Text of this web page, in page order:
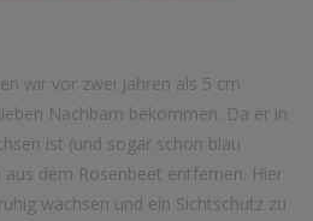
wir vor zwei Jahren als 5 cm
Nachbarn bekommen. Da er in
ist (und sogar schon blau
dem Rosenbeet entfernen. Hier
wachsen und ein Sichtschutz zu